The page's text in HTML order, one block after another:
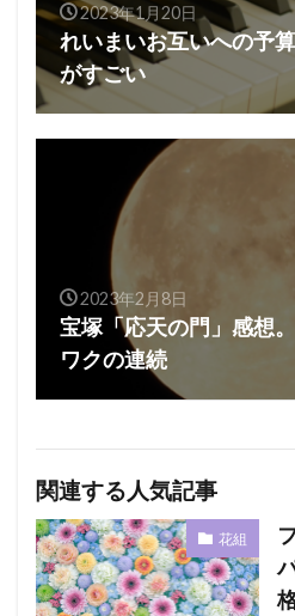
2023年1月20日
れいまいお互いへの予
がすごい
2023年2月8日
宝塚「応天の門」感想
ワクの連続
関連する人気記事
花組